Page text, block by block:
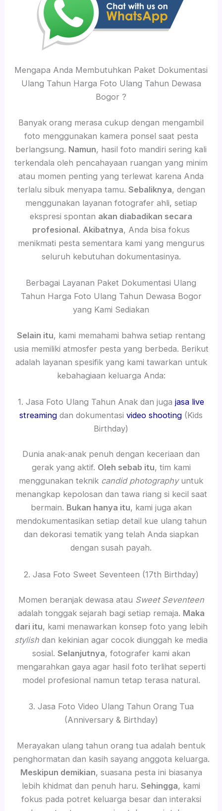
Mengapa Anda Membutuhkan Paket Dokumentasi
Ulang Tahun Harga Foto Ulang Tahun Dewasa
Bogor ?
Banyak orang merasa cukup dengan mengambil
foto menggunakan kamera ponsel saat pesta
berlangsung. Namun, hasil foto mandiri sering kali
terkendala oleh pencahayaan ruangan yang minim
atau momen penting yang terlewat karena Anda
terlalu sibuk menyapa tamu. Sebaliknya, dengan
menggunakan layanan fotografer ahli, setiap
ekspresi spontan akan diabadikan secara
profesional. Akibatnya, Anda bisa fokus
menikmati pesta sementara kami yang mengurus
seluruh kebutuhan dokumentasinya.
Berbagai Layanan Paket Dokumentasi Ulang
Tahun Harga Foto Ulang Tahun Dewasa Bogor
yang Kami Sediakan
Selain itu, kami memahami bahwa setiap rentang
usia memiliki atmosfer pesta yang berbeda. Berikut
adalah layanan spesifik yang kami tawarkan untuk
kebahagiaan keluarga Anda:
1. Jasa Foto Ulang Tahun Anak dan juga jasa live
streaming dan dokumentasi video shooting (Kids
Birthday)
Dunia anak-anak penuh dengan keceriaan dan
gerak yang aktif. Oleh sebab itu, tim kami
menggunakan teknik candid photographyuntuk
menangkap kepolosan dan tawa riang si kecil saat
bermain. Bukan hanya itu, kami juga akan
mendokumentasikan setiap detail kue ulang tahun
dan dekorasi tematik yang telah Anda siapkan
dengan susah payah.
2. Jasa Foto Sweet Seventeen (17th Birthday)
Momen beranjak dewasa atau Sweet Seventeen
adalah tonggak sejarah bagi setiap remaja. Maka
dari itu, kami menawarkan konsep foto yang lebih
stylish dan kekinian agar cocok diunggah ke media
sosial. Selanjutnya, fotografer kami akan
mengarahkan gaya agar hasil foto terlihat seperti
model profesional namun tetap terasa natural.
3. Jasa Foto Video Ulang Tahun Orang Tua
(Anniversary & Birthday)
Merayakan ulang tahun orang tua adalah bentuk
penghormatan dan kasih sayang anggota keluarga.
Meskipun demikian, suasana pesta ini biasanya
lebih khidmat dan penuh haru. Sehingga, kami
fokus pada potret keluarga besar dan interaksi